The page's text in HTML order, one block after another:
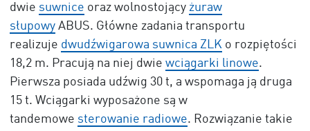
dwie suwnice oraz wolnostojący żuraw
słupowyABUS. Główne zadania transportu
realizuje dwudźwigarowa suwnica ZLKo rozpiętości
18,2 m. Pracują na niej dwie wciągarki linowe.
Pierwsza posiada udźwig 30 t, a wspomaga ją druga
15 t. Wciągarki wyposażone są w
tandemowe sterowanie radiowe. Rozwiązanie takie